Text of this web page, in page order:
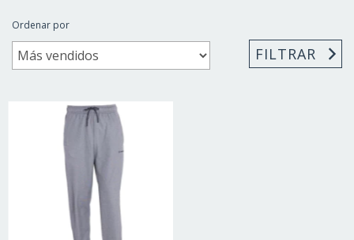
Ordenar por
FILTRAR